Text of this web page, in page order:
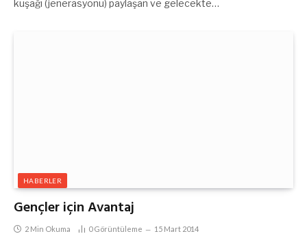
kuşağı (jenerasyonu) paylaşan ve gelecekte…
HABERLER
Gençler için Avantaj
2 Min Okuma 0Görüntüleme 15 Mart 2014